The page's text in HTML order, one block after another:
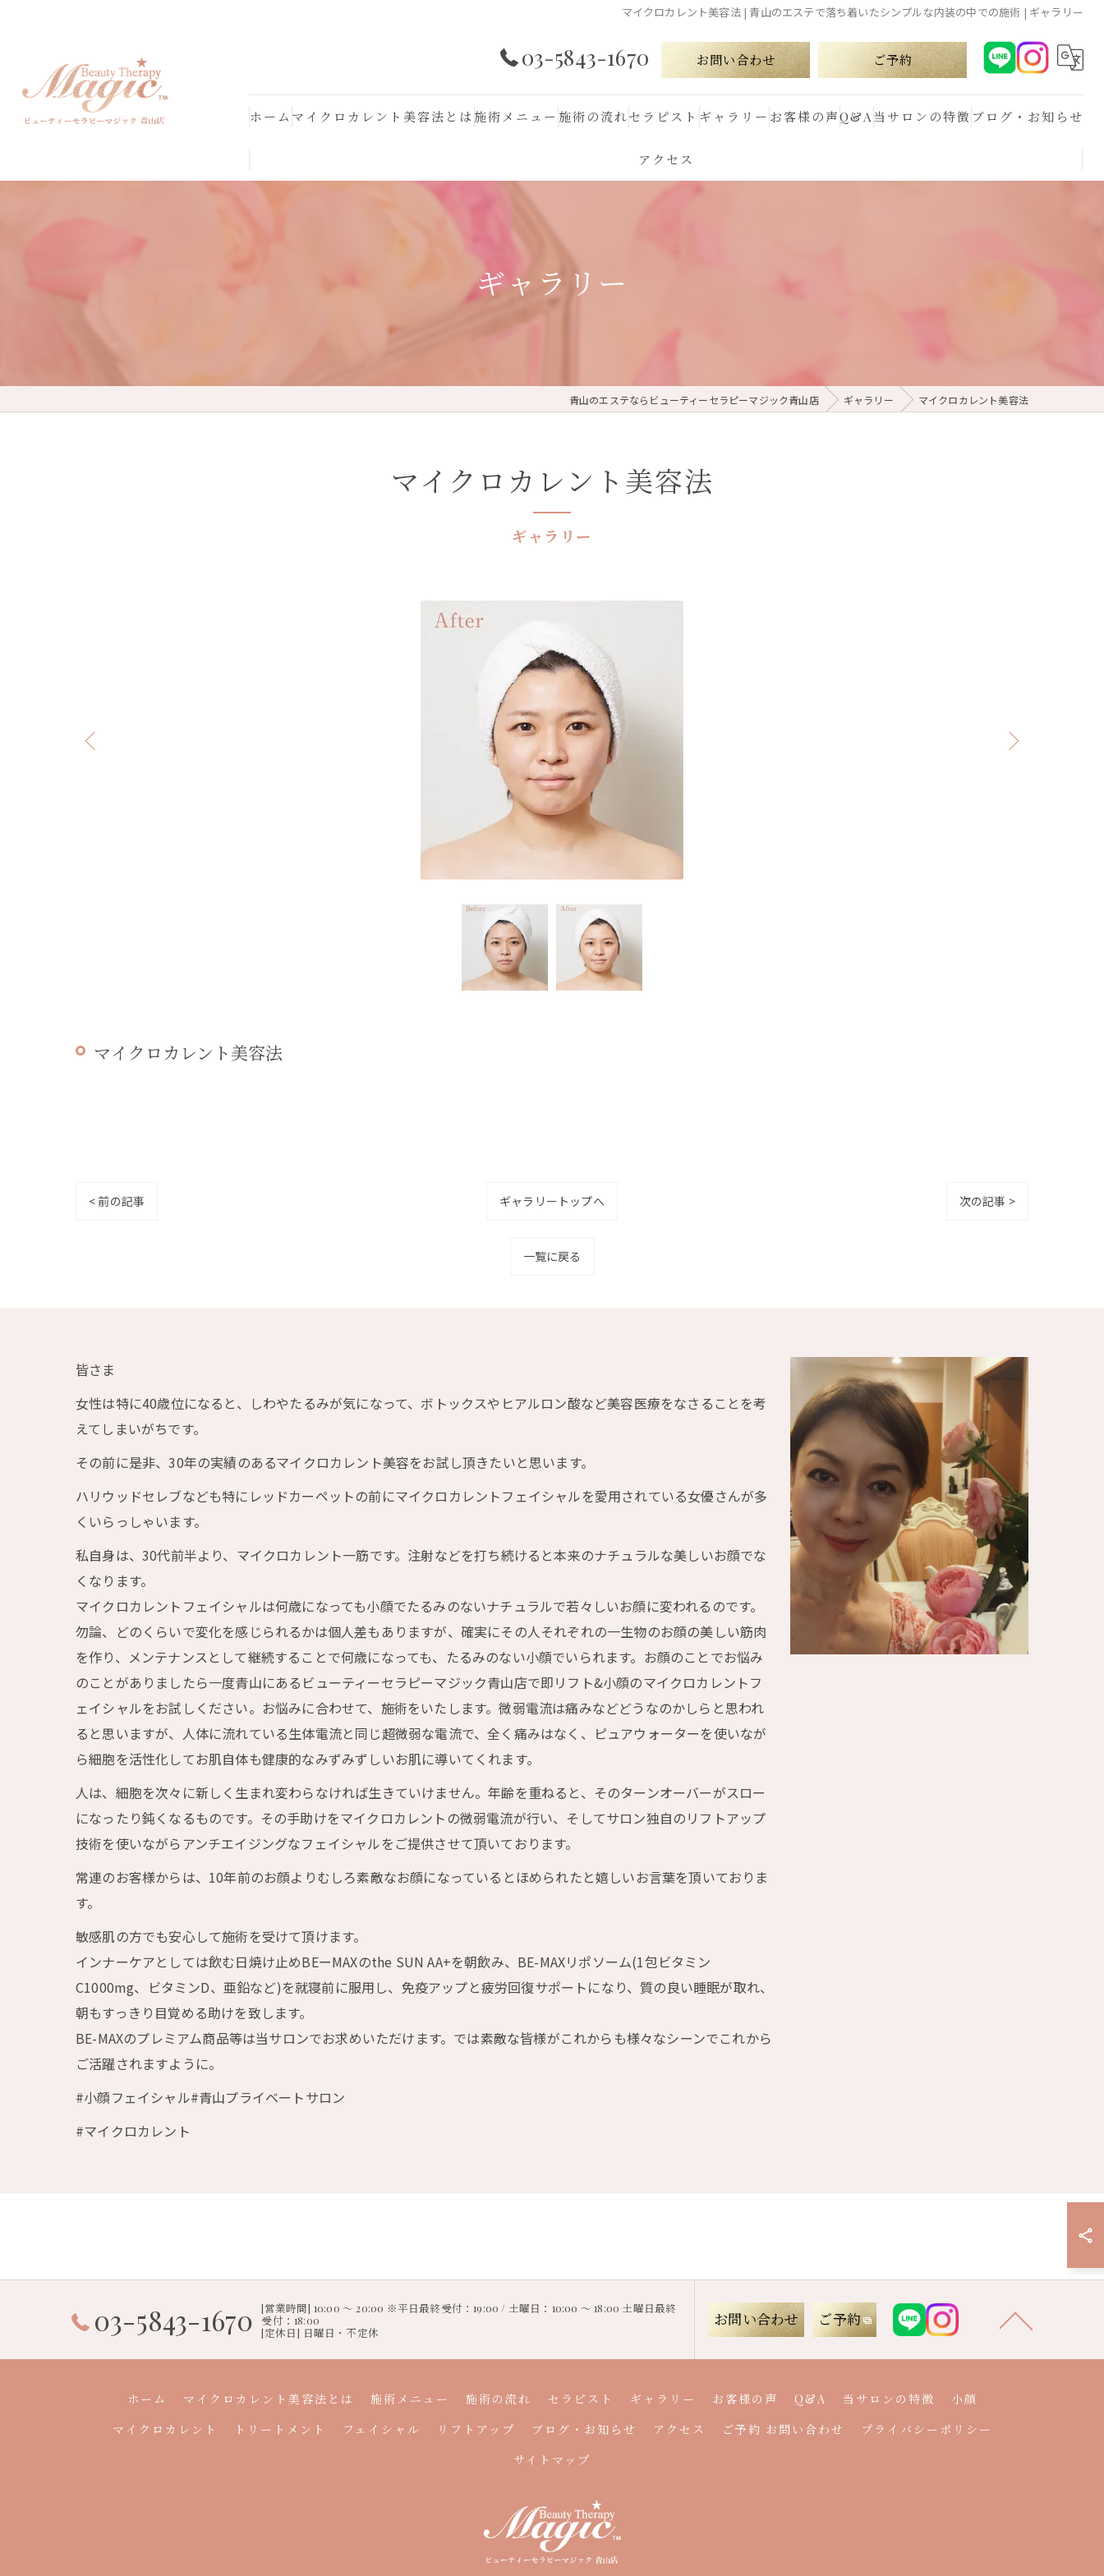
マイクロカレント美容法 | 青山のエステで落ち着いたシンプルな内装の中での施術 | ギャラリー
03-5843-1670 お問い合わせ ご予約
ホーム マイクロカレント美容法とは 施術メニュー 施術の流れセラピスト ギャラリー お客様の声Q&A当サロンの特徴 ブログ・お知らせ
アクセス
ギャラリー
青山のエステならビューティーセラピーマジック青山店 ギャラリー マイクロカレント美容法
ギャラリー
マイクロカレント美容法
マイクロカレント美容法
< 前の記事 ギャラリートップへ 次の記事 >
一覧に戻る
皆さま
女性は特に40歳位になると、しわやたるみが気になって、ボトックスやヒアルロン酸など美容医療をなさることを考
えてしまいがちです。
その前に是非、30年の実績のあるマイクロカレント美容をお試し頂きたいと思います。
ハリウッドセレブなども特にレッドカーペットの前にマイクロカレントフェイシャルを愛用されている女優さんが多
くいらっしゃいます。
私自身は、30代前半より、マイクロカレント一筋です。注射などを打ち続けると本来のナチュラルな美しいお顔でな
くなります。
マイクロカレントフェイシャルは何歳になっても小顔でたるみのないナチュラルで若々しいお顔に変われるのです。
勿論、どのくらいで変化を感じられるかは個人差もありますが、確実にその人それぞれの一生物のお顔の美しい筋肉
を作り、メンテナンスとして継続することで何歳になっても、たるみのない小顔でいられます。お顔のことでお悩み
のことがありましたら一度青山にあるビューティーセラピーマジック青山店で即リフト&小顔のマイクロカレントフ
ェイシャルをお試しください。お悩みに合わせて、施術をいたします。微弱電流は痛みなどどうなのかしらと思われ
ると思いますが、人体に流れている生体電流と同じ超微弱な電流で、全く痛みはなく、ピュアウォーターを使いなが
ら細胞を活性化してお肌自体も健康的なみずみずしいお肌に導いてくれます。
人は、細胞を次々に新しく生まれ変わらなければ生きていけません。年齢を重ねると、そのターンオーバーがスロー
になったり鈍くなるものです。その手助けをマイクロカレントの微弱電流が行い、そしてサロン独自のリフトアップ
技術を使いながらアンチエイジングなフェイシャルをご提供させて頂いております。
常連のお客様からは、10年前のお顔よりむしろ素敵なお顔になっているとほめられたと嬉しいお言葉を頂いておりま
す。
敏感肌の方でも安心して施術を受けて頂けます。
インナーケアとしては飲む日焼け止めBEーMAXのthe SUN AA+を朝飲み、BE-MAXリポソーム(1包ビタミン
C1000mg、ビタミンD、亜鉛など)を就寝前に服用し、免疫アップと疲労回復サポートになり、質の良い睡眠が取れ、
朝もすっきり目覚める助けを致します。
BE-MAXのプレミアム商品等は当サロンでお求めいただけます。では素敵な皆様がこれからも様々なシーンでこれから
ご活躍されますように。
#小顔フェイシャル#青山プライベートサロン
#マイクロカレント
03-5843-1670
[営業時間] 10:00 〜 20:00 ※平日最終受付：19:00 / 土曜日：10:00 〜 18:00 土曜日最終
受付：18:00
[定休日] 日曜日・不定休
お問い合わせ ご予約
ホーム マイクロカレント美容法とは 施術メニュー 施術の流れ セラピスト ギャラリー お客様の声 Q&A 当サロンの特徴
小顔
マイクロカレント
トリートメント フェイシャル リフトアップ ブログ・お知らせ アクセス ご予約 お問い合わせ
プライバシーポリシー
サイトマップ